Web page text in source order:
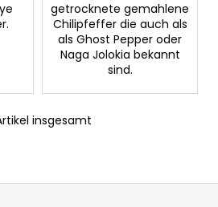
getrocknete gemahlene
Chilipfeffer die auch als
als Ghost Pepper oder
Naga Jolokia bekannt
sind.
S
u
insgesamt